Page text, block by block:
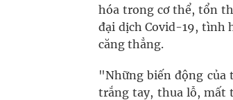
hóa trong cơ thể, tổn
đại dịch Covid-19, tình
căng thẳng.
"Những biến động
trắng tay, thua lỗ, mất